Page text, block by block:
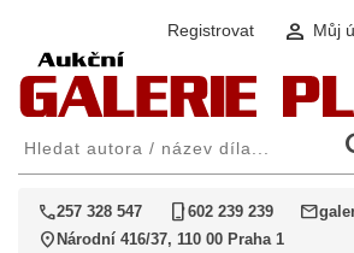
Registrovat person Můj
call257 328 547 phone_iphone602 239 239 mail
location_on Národní 416/37, 110 00 Praha 1